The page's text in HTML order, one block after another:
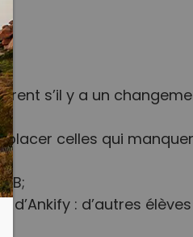
s’il y a un
celles qui
d’Ankify : d’autres